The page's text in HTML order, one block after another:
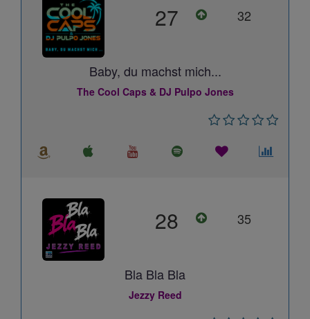
27 32
Baby, du machst mich...
The Cool Caps & DJ Pulpo Jones
28 35
Bla Bla Bla
Jezzy Reed